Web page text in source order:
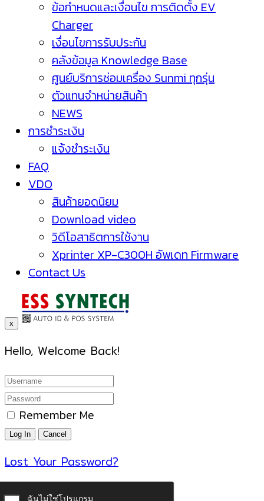
ข้อกำหนดและเงื่อนไข การติดตั้ง EV
Charger
เงื่อนไขการรับประกัน
คลังข้อมูล Knowledge Base
ศูนย์บริการซ่อมเครื่อง Sunmi ทุกรุ่น
ตัวแทนจำหน่ายสินค้า
NEWS
การชำระเงิน
แจ้งชำระเงิน
FAQ
VDO
สินค้ายอดนิยม
Download video
วิดีโอสาธิตการใช้งาน
Xprinter XP-C300H อัพเดท Firmware
Contact Us
x
Hello, Welcome Back!
Remember Me
Lost Your Password?